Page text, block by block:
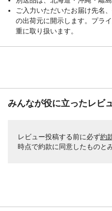
ご入力いただいたお届け先名
の出荷元に開示します。プラ
重に取り扱います。
みんなが役に立ったレビ
レビュー投稿する前に必ず約
時点で約款に同意したものと